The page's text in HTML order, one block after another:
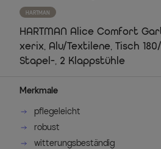
HARTMAN
HARTMAN Alice Comfort
xerix, Alu/Textilene, Tisch
Stapel-, 2 Klappstühle
Merkmale
pflegeleicht
robust
witterungsbeständig